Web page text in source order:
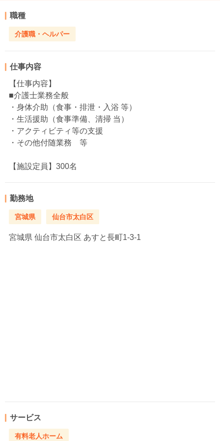
職種
介護職・ヘルパー
仕事内容
【仕事内容】
■介護士業務全般
・身体介助（食事・排泄・入浴 等）
・生活援助（食事準備、清掃 当）
・アクティビティ等の支援
・その他付随業務 等
【施設定員】300名
勤務地
宮城県 仙台市太白区
宮城県 仙台市太白区 あすと長町1-3-1
サービス
有料老人ホーム